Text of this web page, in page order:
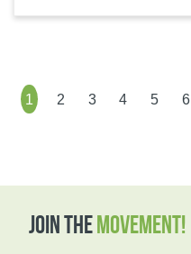
1 2 3 4 5 6
JOIN THEMOVEMENT!